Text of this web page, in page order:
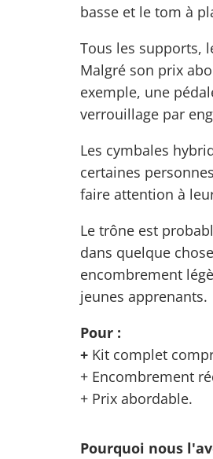
basse et le tom à
Tous les supports,
Malgré son prix
exemple, une
verrouillage par
Les cymbales
certaines
faire attention à
Le trône est
dans quelque
encombrement
jeunes apprenants.
Pour :
+ Kit complet
+ Encombrement
+ Prix abordable.
Pourquoi nous